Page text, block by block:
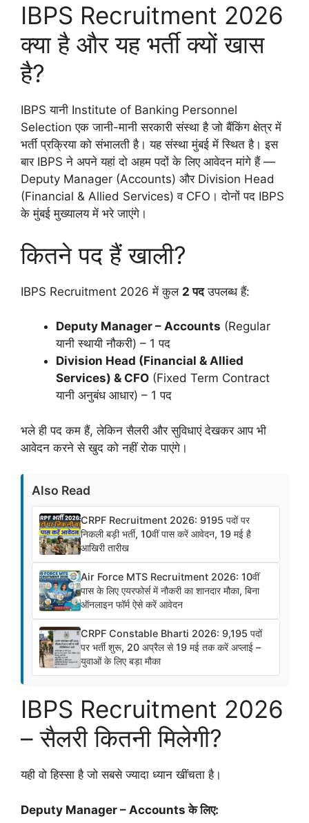
IBPS Recruitment 2026
क्या है और यह भर्ती क्यों खास
है?
IBPS यानी Institute of Banking Personnel
Selection एक जानी-मानी सरकारी संस्था है जो बैंकिंग क्षेत्र में
भर्ती प्रक्रिया को संभालती है। यह संस्था मुंबई में स्थित है। इस
बार IBPS ने अपने यहां दो अहम पदों के लिए आवेदन मांगे हैं —
Deputy Manager (Accounts) और Division Head
(Financial & Allied Services) व CFO। दोनों पद IBPS
के मुंबई मुख्यालय में भरे जाएंगे।
कितने पद हैं खाली?
IBPS Recruitment 2026 में कुल 2 पदउपलब्ध हैं:
Deputy Manager – Accounts (Regular
यानी स्थायी नौकरी) – 1 पद
Division Head (Financial & Allied
Services) & CFO (Fixed Term Contract
यानी अनुबंध आधार) – 1 पद
भले ही पद कम हैं, लेकिन सैलरी और सुविधाएं देखकर आप भी
आवेदन करने से खुद को नहीं रोक पाएंगे।
Also Read
CRPF Recruitment 2026: 9195 पदों पर
निकली बड़ी भर्ती, 10वीं पास करें आवेदन, 19 मई है
आखिरी तारीख
Air Force MTS Recruitment 2026: 10वीं
पास के लिए एयरफोर्स में नौकरी का शानदार मौका, बिना
ऑनलाइन फॉर्म ऐसे करें आवेदन
CRPF Constable Bharti 2026: 9,195 पदों
पर भर्ती शुरू, 20 अप्रैल से 19 मई तक करें अप्लाई –
युवाओं के लिए बड़ा मौका
IBPS Recruitment 2026
– सैलरी कितनी मिलेगी?
यही वो हिस्सा है जो सबसे ज्यादा ध्यान खींचता है।
Deputy Manager – Accounts के लिए: